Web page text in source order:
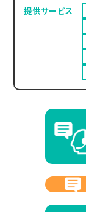
提供サービス